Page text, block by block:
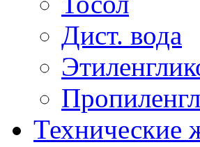
Дист. вода
Технические